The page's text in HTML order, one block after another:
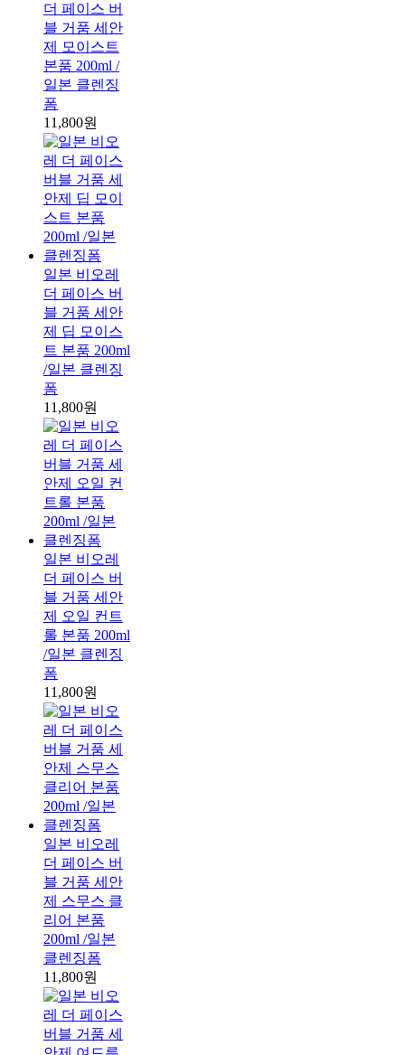
더 페이스 버
블 거품 세안
제 모이스트
본품 200ml /
일본 클렌징
폼
11,800원
일본 비오레
더 페이스 버
블 거품 세안
제 딥 모이스
트 본품 200ml
/일본 클렌징
폼
11,800원
일본 비오레
더 페이스 버
블 거품 세안
제 오일 컨트
롤 본품 200ml
/일본 클렌징
폼
11,800원
일본 비오레
더 페이스 버
블 거품 세안
제 스무스 클
리어 본품
200ml /일본
클렌징폼
11,800원